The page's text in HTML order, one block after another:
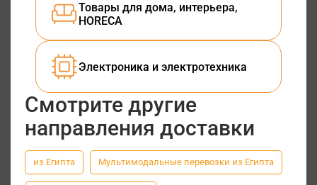
Товары для дома, интерьера,
HORECA
Электроника и электротехника
Смотрите другие
направления доставки
из Египта Мультимодальные перевозки из Египта